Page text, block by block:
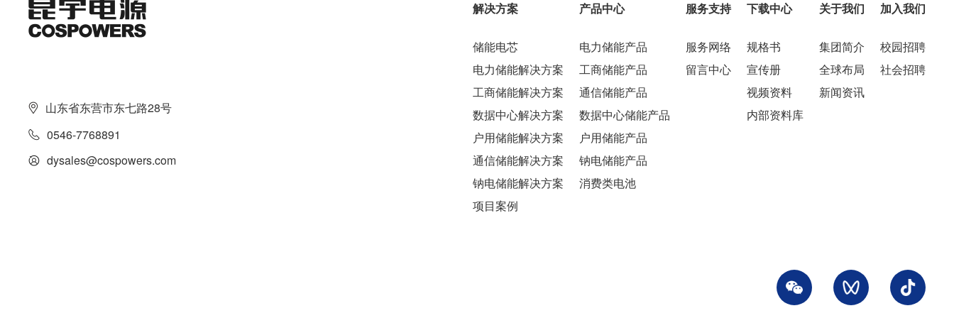
山东省东营市东七路28号
0546-7768891
dysales@cospowers.com
解决方案
储能电芯
电力储能解决方案
工商储能解决方案
数据中心解决方案
户用储能解决方案
通信储能解决方案
钠电储能解决方案
项目案例
产品中心
电力储能产品
工商储能产品
通信储能产品
数据中心储能产品
户用储能产品
钠电储能产品
消费类电池
服务支持
服务网络
留言中心
下载中心
规格书
宣传册
视频资料
内部资料库
关于我们
集团简介
全球布局
新闻资讯
加入我们
校园招聘
社会招聘